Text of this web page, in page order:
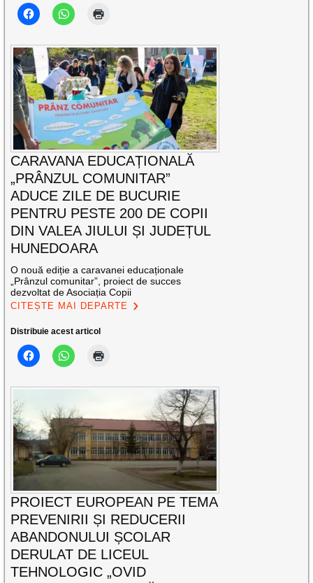
CARAVANA EDUCAȚIONALĂ
„PRÂNZUL COMUNITAR”
ADUCE ZILE DE BUCURIE
PENTRU PESTE 200 DE COPII
DIN VALEA JIULUI ȘI JUDEȚUL
HUNEDOARA
O nouă ediție a caravanei educaționale
„Prânzul comunitar”, proiect de succes
dezvoltat de Asociația Copii
CITEȘTE MAI DEPARTE
Distribuie acest articol
PROIECT EUROPEAN PE TEMA
PREVENIRII ȘI REDUCERII
ABANDONULUI ȘCOLAR
DERULAT DE LICEUL
TEHNOLOGIC „OVID